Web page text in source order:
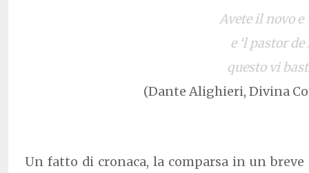
Avete il novo e
e ‘l pastor
questo vi
(Dante Alighieri, Divina
Un fatto di cronaca, la comparsa in un